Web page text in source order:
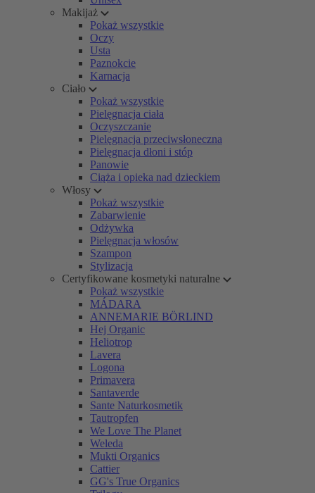
Makijaż
Pokaż wszystkie
Oczy
Usta
Paznokcie
Karnacja
Ciało
Pokaż wszystkie
Pielęgnacja ciała
Oczyszczanie
Pielęgnacja przeciwsłoneczna
Pielęgnacja dłoni i stóp
Panowie
Ciąża i opieka nad dzieckiem
Włosy
Pokaż wszystkie
Zabarwienie
Odżywka
Pielęgnacja włosów
Szampon
Stylizacja
Certyfikowane kosmetyki naturalne
Pokaż wszystkie
MÁDARA
ANNEMARIE BÖRLIND
Hej Organic
Heliotrop
Lavera
Logona
Primavera
Santaverde
Sante Naturkosmetik
Tautropfen
We Love The Planet
Weleda
Mukti Organics
Cattier
GG's True Organics